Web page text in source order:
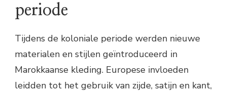
periode
Tijdens de koloniale periode werden nieuwe
materialen en stijlen geïntroduceerd in
Marokkaanse kleding. Europese invloeden
leidden tot het gebruik van zijde, satijn en kant,